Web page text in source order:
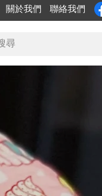
關於我們 聯絡我們